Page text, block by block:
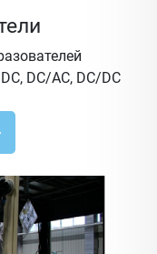
DC/AC, DC/DC